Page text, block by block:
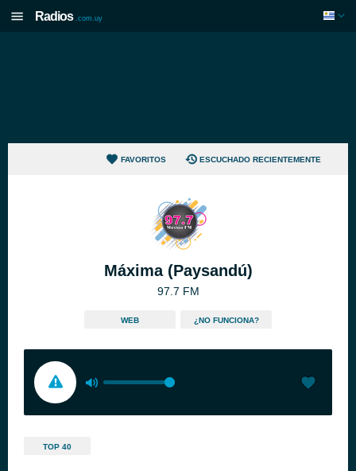
Radios .com.uy
FAVORITOS ESCUCHADO RECIENTEMENTE
Máxima (Paysandú)
97.7 FM
WEB ¿NO FUNCIONA?
TOP 40